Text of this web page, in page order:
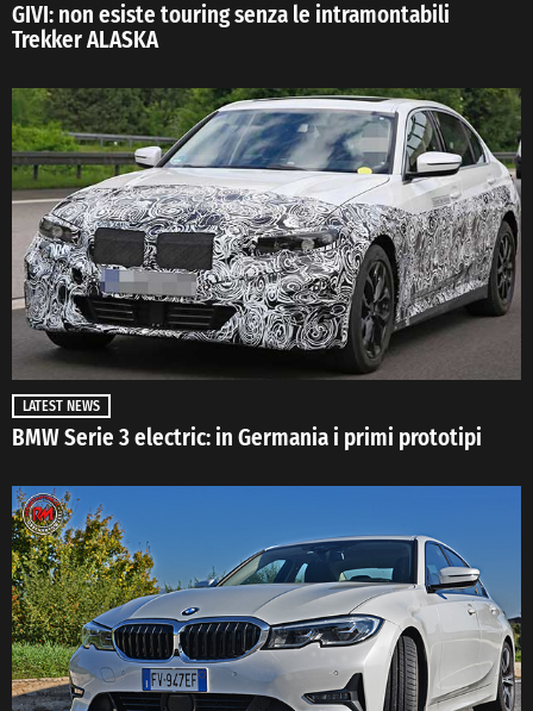
GIVI: non esiste touring senza le intramontabili
Trekker ALASKA
LATEST NEWS
BMW Serie 3 electric: in Germania i primi prototipi